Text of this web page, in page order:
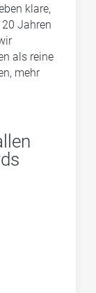
klare,
Jahren
als reine
mehr